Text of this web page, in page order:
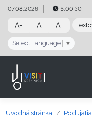
Preskočiť na obsah
Preskočiť na hlavné menu
07.08.2026 6:00:30
A- A A+
Select Language ▼
Úvodná stránka Podujatia